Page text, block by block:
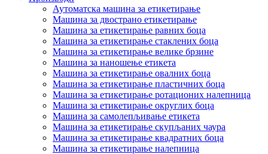
Аутоматска машина за етикетирање
Машина за двострано етикетирање
Машина за етикетирање равних боца
Машина за етикетирање стаклених боца
Машина за етикетирање велике брзине
Машина за наношење етикета
Машина за етикетирање овалних боца
Машина за етикетирање пластичних боца
Машина за етикетирање ротационих налепница
Машина за етикетирање округлих боца
Машина за самолепљивање етикета
Машина за етикетирање скупљаних чаура
Машина за етикетирање квадратних боца
Машина за етикетирање налепница